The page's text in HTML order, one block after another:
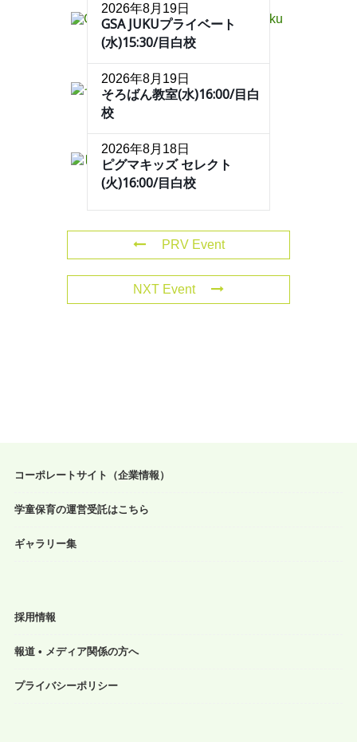
2026年8月19日
GSA JUKUプライベート
(水)15:30/目白校
2026年8月19日
そろばん教室(水)16:00/目白
校
2026年8月18日
ピグマキッズ セレクト
(火)16:00/目白校
PRV Event
NXT Event
コーポレートサイト（企業情報）
学童保育の運営受託はこちら
ギャラリー集
採用情報
報道 • メディア関係の方へ
プライバシーポリシー